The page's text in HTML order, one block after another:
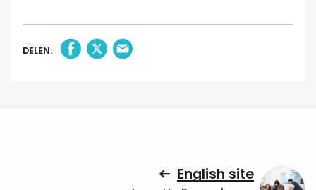
DELEN:
English site